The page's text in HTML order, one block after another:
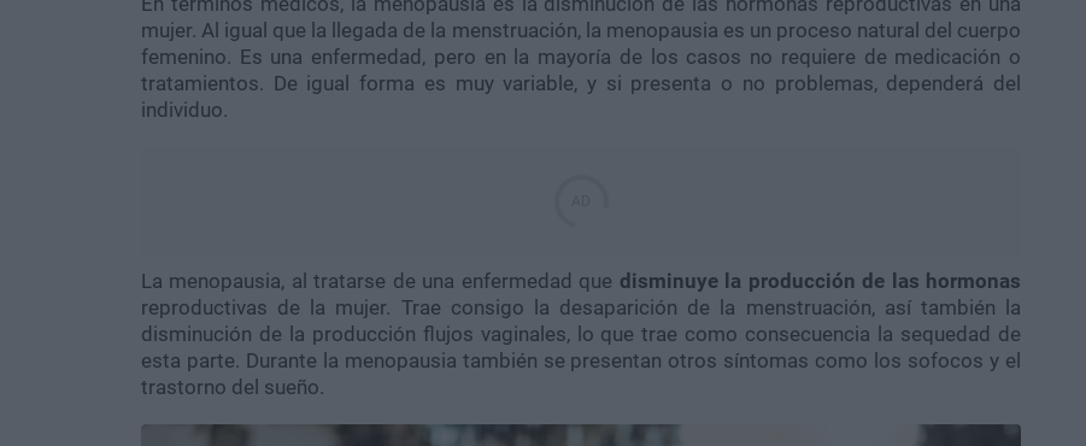
mujer. Al igual que la llegada de la menstruación, la menopausia es un proceso natural del cuerpo
femenino. Es una enfermedad, pero en la mayoría de los casos no requiere de medicación o
tratamientos. De igual forma es muy variable, y si presenta o no problemas, dependerá del
individuo.
La menopausia, al tratarse de una enfermedad que disminuye la producción de las hormonas
reproductivas de la mujer. Trae consigo la desaparición de la menstruación, así también la
disminución de la producción flujos vaginales, lo que trae como consecuencia la sequedad de
esta parte. Durante la menopausia también se presentan otros síntomas como los sofocos y el
trastorno del sueño.